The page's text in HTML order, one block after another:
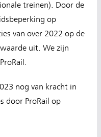
treinen). Door de
op
van over 2022 op de
uit. We zijn
nog van kracht in
door ProRail op